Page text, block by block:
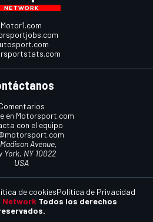
Motor1.com
en Motorsport.com
con el equipo
Avenue,
York, NY 10022
USA
Todos los derechos
de cookiesPolítica de Privacidad